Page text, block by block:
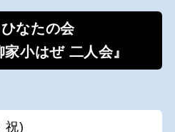
なたの会
家小はぜ 二人会』
祝)